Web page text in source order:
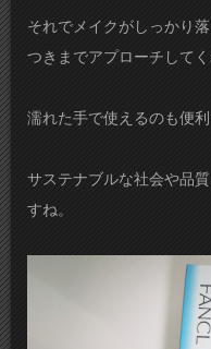
それでメイクがしっかり
つきまでアプローチしてく
濡れた手で使えるのも便利
サステナブルな社会や品
すね。